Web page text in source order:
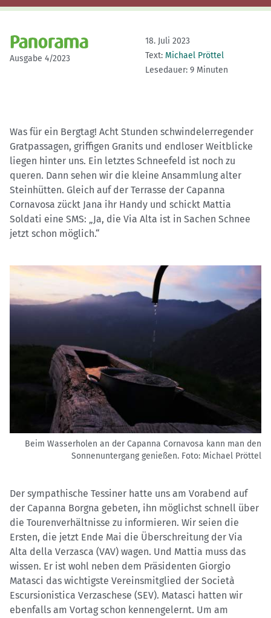
Ausgabe 4/2023
18. Juli 2023
Text: Michael Pröttel
Lesedauer: 9 Minuten
Was für ein Bergtag! Acht Stunden schwindelerregender
Gratpassagen, griffigen Granits und endloser Weitblicke
liegen hinter uns. Ein letztes Schneefeld ist noch zu
queren. Dann sehen wir die kleine Ansammlung alter
Steinhütten. Gleich auf der Terrasse der Capanna
Cornavosa zückt Jana ihr Handy und schickt Mattia
Soldati eine SMS: „Ja, die Via Alta ist in Sachen Schnee
jetzt schon möglich.“
Beim Wasserholen an der Capanna Cornavosa kann man den
Sonnenuntergang genießen. Foto: Michael Pröttel
Der sympathische Tessiner hatte uns am Vorabend auf
der Capanna Borgna gebeten, ihn möglichst schnell über
die Tourenverhältnisse zu informieren. Wir seien die
Ersten, die jetzt Ende Mai die Überschreitung der Via
Alta della Verzasca (VAV) wagen. Und Mattia muss das
wissen. Er ist wohl neben dem Präsidenten Giorgio
Matasci das wichtigste Vereinsmitglied der Società
Escursionistica Verzaschese (SEV). Matasci hatten wir
ebenfalls am Vortag schon kennengelernt. Um am